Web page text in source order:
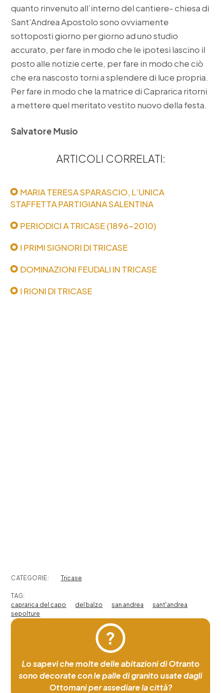
quanto rinvenuto all’interno del cantiere- chiesa di
Sant’Andrea Apostolo sono ovviamente
sottoposti giorno per giorno ad uno studio
accurato, per fare in modo che le ipotesi lascino il
posto alle notizie certe, per fare in modo che ciò
che era nascosto torni a splendere di luce propria.
Per fare in modo che la matrice di Caprarica ritorni
a mettere quel meritato vestito nuovo della festa.
Salvatore Musio
ARTICOLI CORRELATI:
MARIA TERESA SPARASCIO, L’UNICA
STAFFETTA PARTIGIANA SALENTINA
PERIODICI A TRICASE (1896-2010)
I PRIMI SIGNORI DI TRICASE
DOMINAZIONI FEUDALI IN TRICASE
I RIONI DI TRICASE
CATEGORIE: Tricase
TAG:
caprarica del capo
del balzo san andrea
sant'andrea
sepolture
?
Lo sapevi che molte delle abitazioni di Otranto
sono decorate con le palle di granito usate dagli
Ottomani per assediare la città?